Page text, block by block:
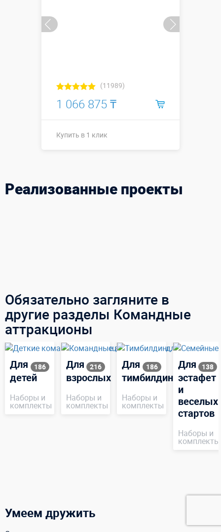
(11989)
1 066 875 ₸
Купить в 1 клик
Реализованные проекты
Обязательно загляните в
другие разделы Командные
аттракционы
186
Для
детей
Наборы и
комплекты
216
Для
взрослых
Наборы и
комплекты
186
Для
тимбилдинга
Наборы и
комплекты
138
Для
эстафет
и
веселых
стартов
Наборы и
комплекты
Умеем дружить